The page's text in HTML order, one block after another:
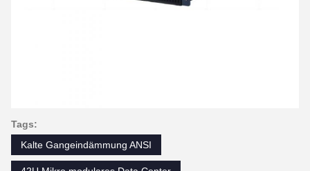
Tags:
Kalte Gangeindämmung ANSI